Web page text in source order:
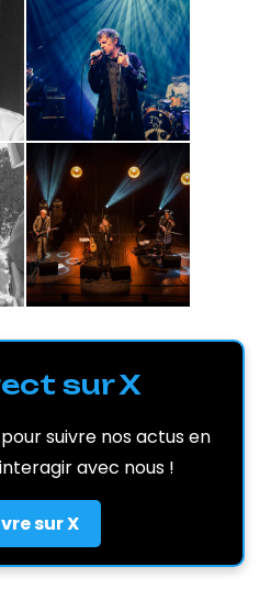
sur X
suivre nos actus en
avec nous !
sur X